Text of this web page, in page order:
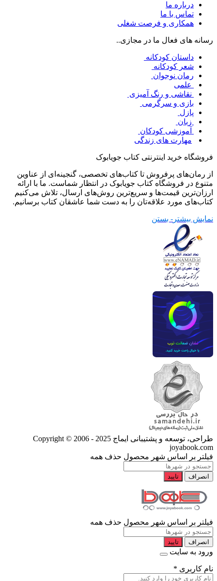
درباره ما
تماس با ما
همکاری و فرصت شغلی
رسانه های فعال ما در مجازی..
داستان کودکانه
شعر کودکانه
رمان نوجوان
علمی
نقاشی و رنگ آمیزی
بازی و سرگرمی
پازل
زبان
آموزشی کودکان
مهارت های زندگی
فروشگاه خرید اینترنتی کتاب جویابوک
از رمان‌های پرفروش تا کتاب‌های تخصصی، گنجینه‌ای از عناوین
متنوع در فروشگاه کتاب جویابوک در انتظار شماست. ما با ارائه
ارزان‌ترین قیمت‌ها و سریع‌ترین روش‌های ارسال، تلاش می‌کنیم
کتاب‌های مورد علاقه‌تان را به دست شما عاشقان کتاب برسانیم.
نمایش بیشتر - بستن
طراحی، توسعه و پشتیبانی ایماج Copyright © 2006 - 2025
joyabook.com
فیلتر بر اساس شهر محصول حذف همه
انصراف تایید
فیلتر بر اساس شهر محصول حذف همه
انصراف تایید
ورود به سایت
نام کاربری *